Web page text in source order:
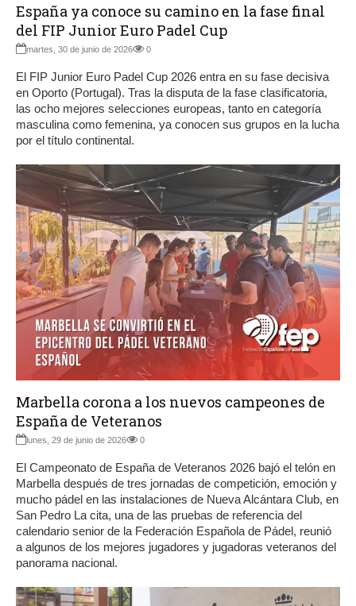
España ya conoce su camino en la fase final
del FIP Junior Euro Padel Cup
martes, 30 de junio de 2026 0
El FIP Junior Euro Padel Cup 2026 entra en su fase decisiva
en Oporto (Portugal). Tras la disputa de la fase clasificatoria,
las ocho mejores selecciones europeas, tanto en categoría
masculina como femenina, ya conocen sus grupos en la lucha
por el título continental.
Marbella corona a los nuevos campeones de
España de Veteranos
lunes, 29 de junio de 2026 0
El Campeonato de España de Veteranos 2026 bajó el telón en
Marbella después de tres jornadas de competición, emoción y
mucho pádel en las instalaciones de Nueva Alcántara Club, en
San Pedro La cita, una de las pruebas de referencia del
calendario senior de la Federación Española de Pádel, reunió
a algunos de los mejores jugadores y jugadoras veteranos del
panorama nacional.